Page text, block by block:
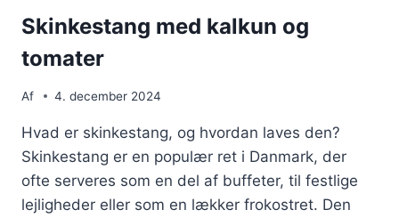
Skinkestang med kalkun og
tomater
Af 4. december 2024
Hvad er skinkestang, og hvordan laves den?
Skinkestang er en populær ret i Danmark, der
ofte serveres som en del af buffeter, til festlige
lejligheder eller som en lækker frokostret. Den